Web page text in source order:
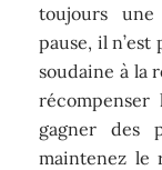
toujours
pause, il
soudaine à la
gagner des
maintenez le